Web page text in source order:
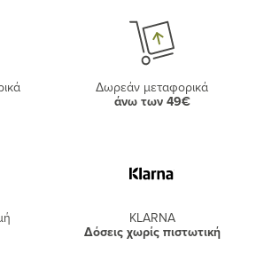
Δωρεάν μεταφορικά
άνω των 49€
KLARNA
Δόσεις χωρίς πιστωτική